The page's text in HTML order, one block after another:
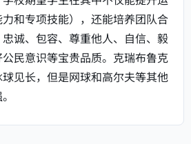
和专项技能），还能培养团队合
诚、包容、尊重他人、自信、毅
民意识等宝贵品质。克瑞布鲁克
见长，但是网球和高尔夫等其他